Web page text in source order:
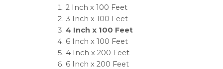
2 Inch x 100 Feet
3 Inch x 100 Feet
4 Inch x 100 Feet
6 Inch x 100 Feet
4 Inch x 200 Feet
6 Inch x 200 Feet